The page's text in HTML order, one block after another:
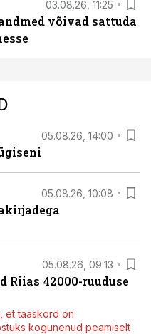
03.08.26, 11:25
võivad sattuda
05.08.26, 14:00
05.08.26, 10:08
05.08.26, 09:13
42000-ruuduse
et taaskord on
kogunenud peamiselt